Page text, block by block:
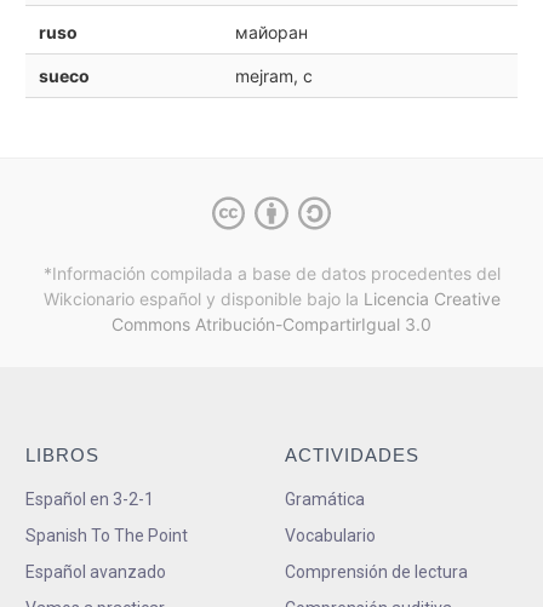
ruso майоран
sueco mejram, c
*Información compilada a base de datos procedentes del
Wikcionario español y disponible bajo la Licencia Creative
Commons Atribución-CompartirIgual 3.0
LIBROS
Español en 3-2-1
Spanish To The Point
Español avanzado
ACTIVIDADES
Gramática
Vocabulario
Comprensión de lectura